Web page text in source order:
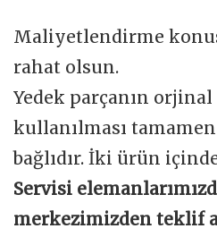
Maliyetlendirme
rahat olsun.
Yedek parçanın
kullanılması
bağlıdır. İki ürün
Servisi
merkezimizden teklif